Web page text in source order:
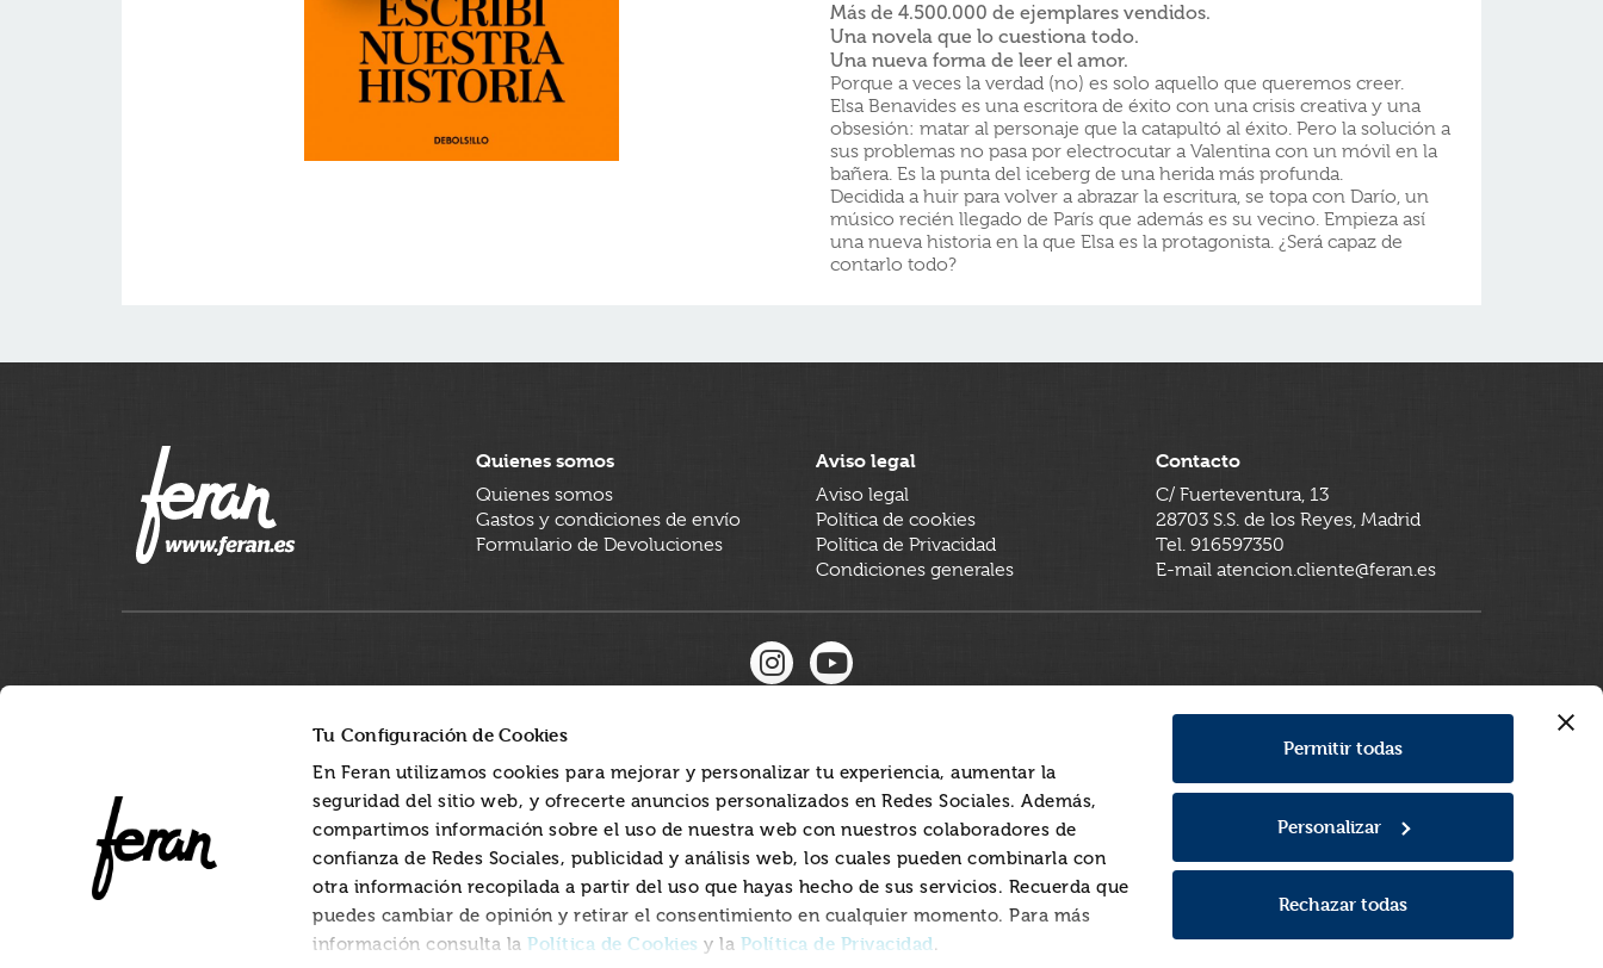
Tu Configuración de Cookies
En Feran utilizamos cookies para mejorar y personalizar tu experiencia, aumentar la
seguridad del sitio web, y ofrecerte anuncios personalizados en Redes Sociales. Además,
compartimos información sobre el uso de nuestra web con nuestros colaboradores de
confianza de Redes Sociales, publicidad y análisis web, los cuales pueden combinarla con
otra información recopilada a partir del uso que hayas hecho de sus servicios. Recuerda que
puedes cambiar de opinión y retirar el consentimiento en cualquier momento. Para más
información consulta laPolítica de Cookies y la Política de Privacidad.
Permitir todas
Personalizar
Rechazar todas
Más de 4.500.000 de ejemplares vendidos.
Una novela que lo cuestiona todo.
Una nueva forma de leer el amor.
Porque a veces la verdad (no) es solo aquello que queremos creer.
Elsa Benavides es una escritora de éxito con una crisis creativa y una
obsesión: matar al personaje que la catapultó al éxito. Pero la solución a
sus problemas no pasa por electrocutar a Valentina con un móvil en la
bañera. Es la punta del iceberg de una herida más profunda.
Decidida a huir para volver a abrazar la escritura, se topa con Darío, un
músico recién llegado de París que además es su vecino. Empieza así
una nueva historia en la que Elsa es la protagonista. ¿Será capaz de
contarlo todo?
Quienes somos
Quienes somos
Gastos y condiciones de envío
Formulario de Devoluciones
Aviso legal
Aviso legal
Política de cookies
Política de Privacidad
Condiciones generales
Contacto
C/ Fuerteventura, 13
28703 S.S. de los Reyes, Madrid
Tel. 916597350
E-mail atencion.cliente@feran.es